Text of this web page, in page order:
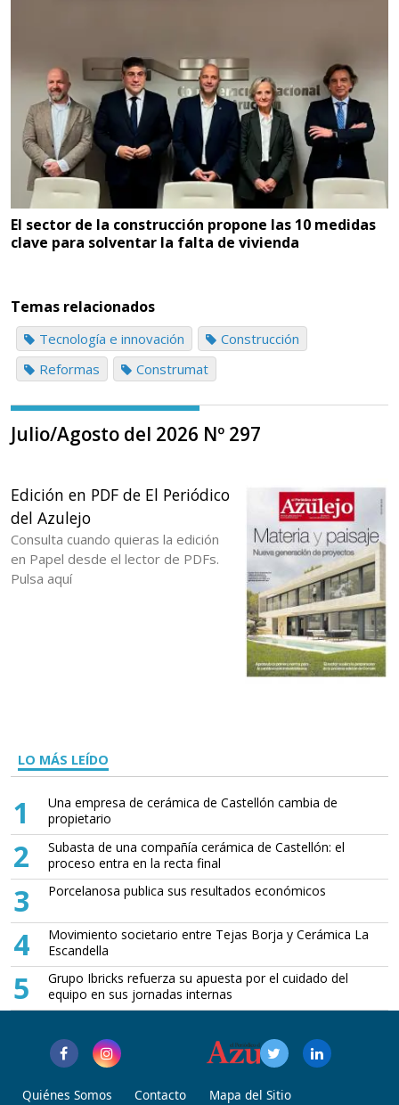
El sector de la construcción propone las 10 medidas
clave para solventar la falta de vivienda
Temas relacionados
Tecnología e innovación
Construcción
Reformas
Construmat
Julio/Agosto del 2026 Nº 297
Edición en PDF de El Periódico
del Azulejo
Consulta cuando quieras la edición
en Papel desde el lector de PDFs.
Pulsa aquí
LO MÁS LEÍDO
1
Una empresa de cerámica de Castellón cambia de
propietario
2
Subasta de una compañía cerámica de Castellón: el
proceso entra en la recta final
3 Porcelanosa publica sus resultados económicos
4
Movimiento societario entre Tejas Borja y Cerámica La
Escandella
5
Grupo Ibricks refuerza su apuesta por el cuidado del
equipo en sus jornadas internas
Quiénes Somos Contacto Mapa del Sitio